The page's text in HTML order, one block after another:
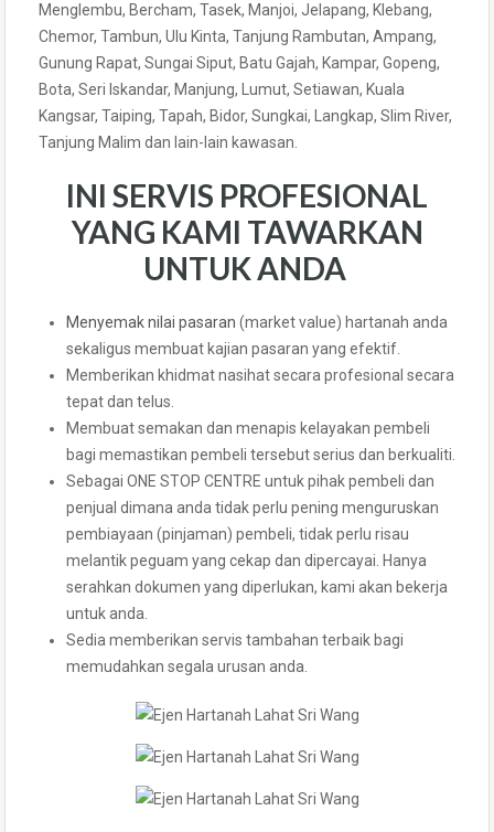
Menglembu, Bercham, Tasek, Manjoi, Jelapang, Klebang,
Chemor, Tambun, Ulu Kinta, Tanjung Rambutan, Ampang,
Gunung Rapat, Sungai Siput, Batu Gajah, Kampar, Gopeng,
Bota, Seri Iskandar, Manjung, Lumut, Setiawan, Kuala
Kangsar, Taiping, Tapah, Bidor, Sungkai, Langkap, Slim River,
Tanjung Malim dan lain-lain kawasan.
INI SERVIS PROFESIONAL
YANG KAMI TAWARKAN
UNTUK ANDA
Menyemak nilai pasaran (market value) hartanah anda
sekaligus membuat kajian pasaran yang efektif.
Memberikan khidmat nasihat secara profesional secara
tepat dan telus.
Membuat semakan dan menapis kelayakan pembeli
bagi memastikan pembeli tersebut serius dan berkualiti.
Sebagai ONE STOP CENTRE untuk pihak pembeli dan
penjual dimana anda tidak perlu pening menguruskan
pembiayaan (pinjaman) pembeli, tidak perlu risau
melantik peguam yang cekap dan dipercayai. Hanya
serahkan dokumen yang diperlukan, kami akan bekerja
untuk anda.
Sedia memberikan servis tambahan terbaik bagi
memudahkan segala urusan anda.